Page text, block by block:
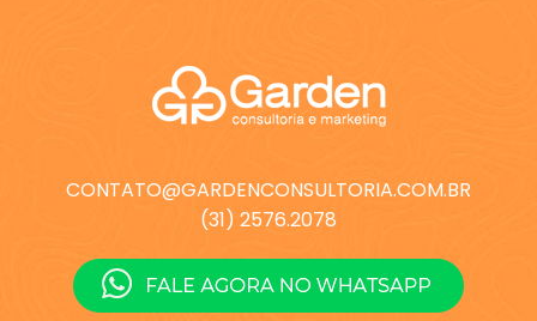
CONTATO@GARDENCONSULTORIA.COM.BR
(31) 2576.2078